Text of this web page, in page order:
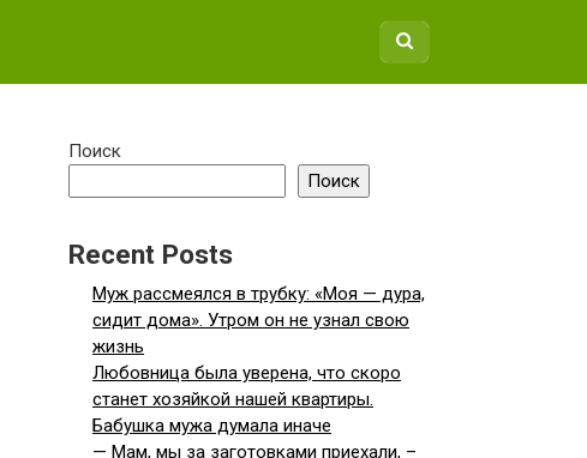
Поиск
Поиск
Recent Posts
Муж рассмеялся в трубку: «Моя — дура,
сидит дома». Утром он не узнал свою
жизнь
Любовница была уверена, что скоро
станет хозяйкой нашей квартиры.
Бабушка мужа думала иначе
— Мам, мы за заготовками приехали, –